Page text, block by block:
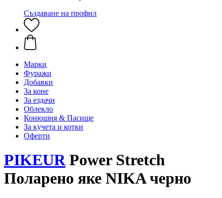
Създаване на профил
Марки
Фуражи
Добавки
За коне
За ездачи
Облекло
Конюшня & Пасище
За кучета и котки
Оферти
PIKEURPower Stretch
Поларено яке NIKA черно